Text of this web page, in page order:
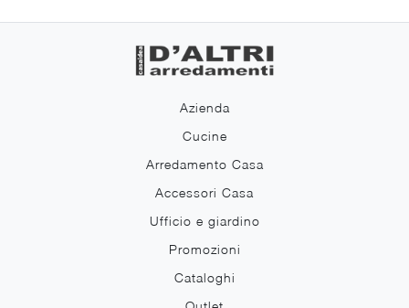
Azienda
Cucine
Arredamento Casa
Accessori Casa
Ufficio e giardino
Promozioni
Cataloghi